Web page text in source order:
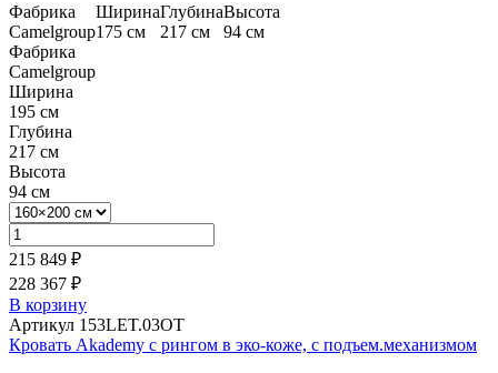
Фабрика
Camelgroup
Ширина
175 см
Глубина
217 см
Высота
94 см
Фабрика
Camelgroup
Ширина
195 см
Глубина
217 см
Высота
94 см
215 849 ₽
228 367 ₽
В корзину
Артикул 153LET.03OT
Кровать Akademy с рингом в эко-коже, с подъем.механизмом